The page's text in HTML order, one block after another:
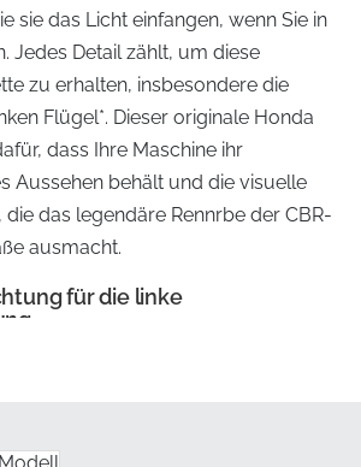
sie das Licht einfangen, wenn Sie in
Jedes Detail zählt, um diese
zu erhalten, insbesondere die
Flügel*. Dieser originale Honda
dass Ihre Maschine ihr
Aussehen behält und die visuelle
das legendäre Rennrbe der CBR-
ausmacht.
für die linke